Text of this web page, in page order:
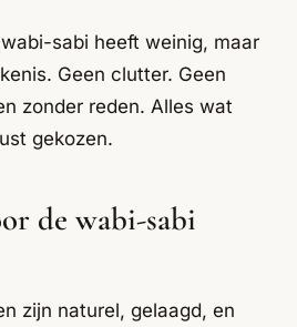
wabi-sabi heeft weinig, maar
Geen clutter. Geen
zonder reden. Alles wat
gekozen.
de wabi-sabi
zijn naturel, gelaagd, en